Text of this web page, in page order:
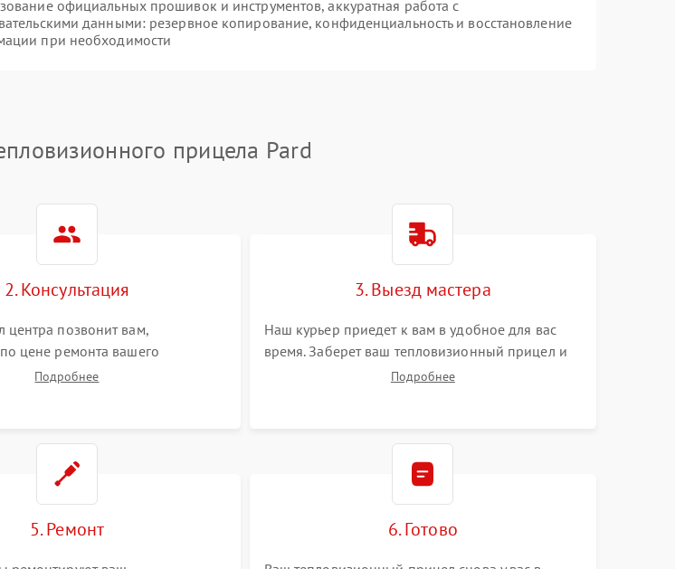
официальных прошивок и инструментов, аккуратная работа с
данными: резервное копирование, конфиденциальность и восстановление
при необходимости
прицела Pard
2. Консультация
центра позвонит вам,
цене ремонта вашего
прицела а также ответит на
Подробнее
3. Выезд мастера
Наш курьер приедет к вам в удобное для вас
время. Заберет ваш тепловизионный прицел и
привезет на склад для диагностики.
Подробнее
5. Ремонт 6. Готово